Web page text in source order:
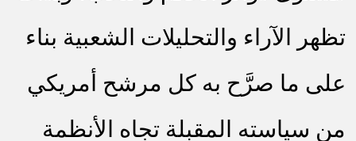
تظهر الآراء والتحليلات الشعبية بناء
على ما صرَّح به كل مرشح أمريكي
من سياسته المقبلة تجاه الأنظمة